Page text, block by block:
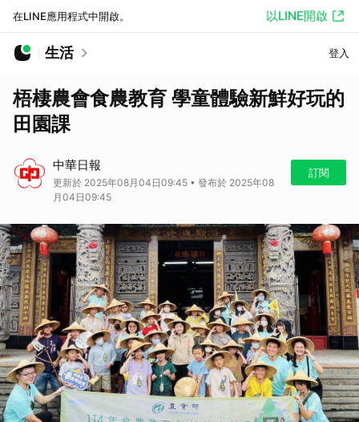
在LINE應用程式中開啟。 以LINE開啟
生活 登入
梧棲農會食農教育 學童體驗新鮮好玩的
田園課
中華日報
更新於 2025年08月04日09:45 • 發布於 2025年08
月04日09:45
訂閱